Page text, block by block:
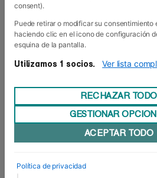
Foro Europeo presenta
Foro Europeo ha presentado
consent).
Puede retirar o modificar su consentimiento
haciendo clic en el icono de configuración
esquina de la pantalla.
Utilizamos 1 socios. Ver lista
RECHAZAR TODO
GESTIONAR
ACEPTAR TODO
Política de privacidad